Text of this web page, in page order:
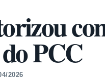
PCC
2026